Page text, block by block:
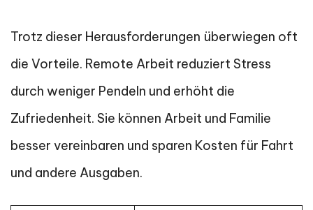
Trotz dieser Herausforderungen überwiegen oft
die Vorteile. Remote Arbeit reduziert Stress
durch weniger Pendeln und erhöht die
Zufriedenheit. Sie können Arbeit und Familie
besser vereinbaren und sparen Kosten für Fahrt
und andere Ausgaben.